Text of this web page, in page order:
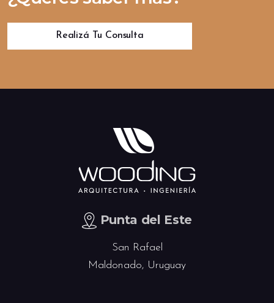
Realizá Tu Consulta
Punta del Este
San Rafael
Maldonado, Uruguay